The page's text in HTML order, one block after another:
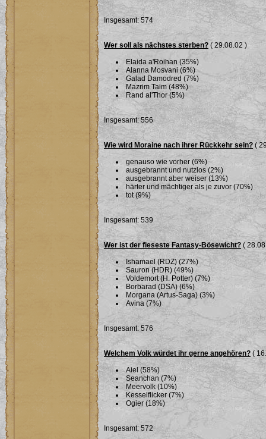
Insgesamt: 574
Wer soll als nächstes sterben? ( 29.08.02 )
Elaida a'Roihan (35%)
Alanna Mosvani (6%)
Galad Damodred (7%)
Mazrim Taim (48%)
Rand al'Thor (5%)
Insgesamt: 556
Wie wird Moraine nach ihrer Rückkehr sein? (
genauso wie vorher (6%)
ausgebrannt und nutzlos (2%)
ausgebrannt aber weiser (13%)
härter und mächtiger als je zuvor (70%)
tot (9%)
Insgesamt: 539
Wer ist der fieseste Fantasy-Bösewicht? (
Ishamael (RDZ) (27%)
Sauron (HDR) (49%)
Voldemort (H. Potter) (7%)
Borbarad (DSA) (6%)
Morgana (Artus-Saga) (3%)
Avina (7%)
Insgesamt: 576
Welchem Volk würdet ihr gerne angehören? (
Aiel (58%)
Seanchan (7%)
Meervolk (10%)
Kesselflicker (7%)
Ogier (18%)
Insgesamt: 572